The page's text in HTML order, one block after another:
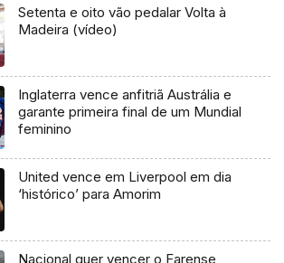
Setenta e oito vão pedalar Volta à
Madeira (vídeo)
Inglaterra vence anfitriã Austrália e
garante primeira final de um Mundial
feminino
United vence em Liverpool em dia
‘histórico’ para Amorim
Nacional quer vencer o Farense